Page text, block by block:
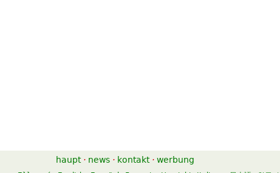
haupt · news · kontakt · werbung